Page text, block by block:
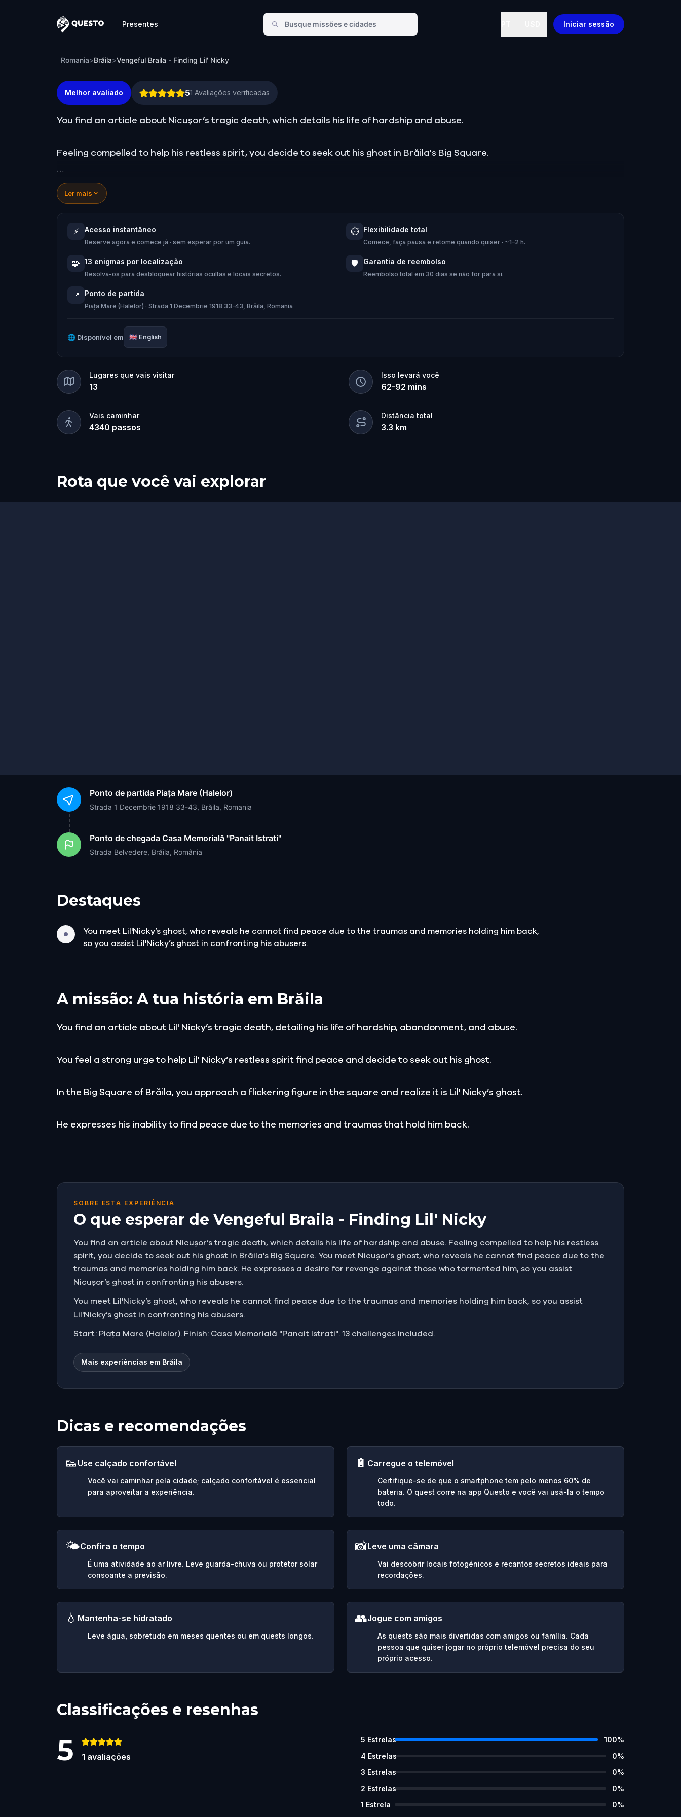
Questo
Presentes Iniciar sessão
Vengeful Braila - Finding Lil' Nicky
Romania>Brăila>Vengeful Braila - Finding Lil' Nicky
Melhor avaliado 51 Avaliações verificadas
You find an article about Nicușor’s tragic death, which details his life of hardship and abuse.
Feeling compelled to help his restless spirit, you decide to seek out his ghost in Brăila's Big Square.
You meet Nicușor’s ghost, who reveals he cannot find peace due to the traumas and memories holding him back.
Ler mais
⚡ Acesso instantâneo
Reserve agora e comece já · sem esperar por um guia.
⏱️ Flexibilidade total
Comece, faça pausa e retome quando quiser · ~1–2 h.
🧩 13 enigmas por localização
Resolva-os para desbloquear histórias ocultas e locais secretos.
🛡️ Garantia de reembolso
Reembolso total em 30 dias se não for para si.
📍 Ponto de partida
Piața Mare (Halelor) · Strada 1 Decembrie 1918 33-43, Brăila, Romania
🌐 Disponível em 🇬🇧 English
Lugares que vais visitar
13
Isso levará você
62-92 mins
Vais caminhar
4340 passos
Distância total
3.3 km
Rota que você vai explorar
Ponto de partida Piața Mare (Halelor)
Strada 1 Decembrie 1918 33-43, Brăila, Romania
Ponto de chegada Casa Memorială "Panait Istrati"
Strada Belvedere, Brăila, România
Destaques
You meet Lil'Nicky’s ghost, who reveals he cannot find peace due to the traumas and memories holding him back,
so you assist Lil'Nicky’s ghost in confronting his abusers.
A missão: A tua história em Brăila
You find an article about Lil' Nicky’s tragic death, detailing his life of hardship, abandonment, and abuse.
You feel a strong urge to help Lil' Nicky’s restless spirit find peace and decide to seek out his ghost.
In the Big Square of Brăila, you approach a flickering figure in the square and realize it is Lil' Nicky’s ghost.
He expresses his inability to find peace due to the memories and traumas that hold him back.
SOBRE ESTA EXPERIÊNCIA
O que esperar de Vengeful Braila - Finding Lil' Nicky
You find an article about Nicușor’s tragic death, which details his life of hardship and abuse. Feeling compelled to help his restless
spirit, you decide to seek out his ghost in Brăila's Big Square. You meet Nicușor’s ghost, who reveals he cannot find peace due to the
traumas and memories holding him back. He expresses a desire for revenge against those who tormented him, so you assist
Nicușor’s ghost in confronting his abusers.
You meet Lil'Nicky’s ghost, who reveals he cannot find peace due to the traumas and memories holding him back, so you assist
Lil'Nicky’s ghost in confronting his abusers.
Start: Piața Mare (Halelor). Finish: Casa Memorială "Panait Istrati". 13 challenges included.
Mais experiências em Brăila
Dicas e recomendações
👟 Use calçado confortável
Você vai caminhar pela cidade; calçado confortável é essencial
para aproveitar a experiência.
🔋 Carregue o telemóvel
Certifique-se de que o smartphone tem pelo menos 60% de
bateria. O quest corre na app Questo e você vai usá-la o tempo
todo.
🌤️Confira o tempo
É uma atividade ao ar livre. Leve guarda-chuva ou protetor solar
consoante a previsão.
📸Leve uma câmara
Vai descobrir locais fotogénicos e recantos secretos ideais para
recordações.
💧 Mantenha-se hidratado
Leve água, sobretudo em meses quentes ou em quests longos.
👥Jogue com amigos
As quests são mais divertidas com amigos ou família. Cada
pessoa que quiser jogar no próprio telemóvel precisa do seu
próprio acesso.
Classificações e resenhas
5 1 avaliações
5 Estrelas 100%
4 Estrelas 0%
3 Estrelas 0%
2 Estrelas 0%
1 Estrela 0%